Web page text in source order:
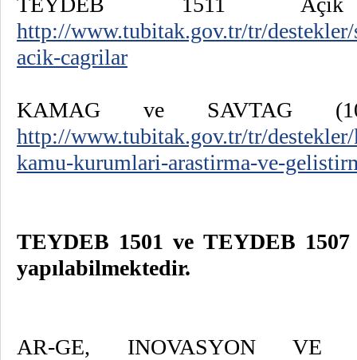
http://www.tubitak.gov.tr/tr/
acik-cagrilar
KAMAG ve SAVTAG
http://www.tubitak.gov.tr/tr/
kamu-kurumlari-arastirma-ve-
TEYDEB 1501 ve TEYDEB
yapılabilmektedir.
AR-GE, INOVASYON VE